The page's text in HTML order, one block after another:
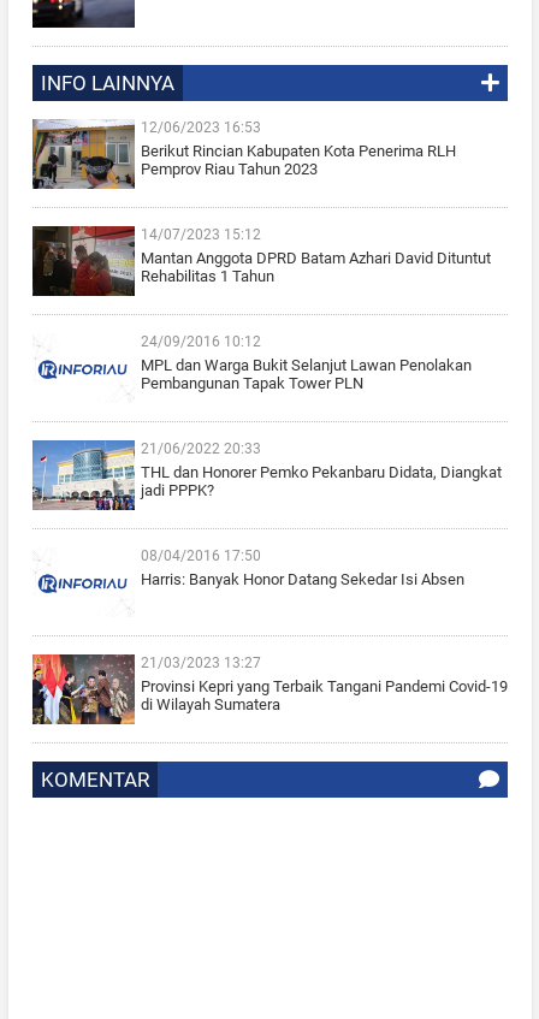
INFO LAINNYA
12/06/2023 16:53
Berikut Rincian Kabupaten Kota Penerima RLH
Pemprov Riau Tahun 2023
14/07/2023 15:12
Mantan Anggota DPRD Batam Azhari David Dituntut
Rehabilitas 1 Tahun
24/09/2016 10:12
MPL dan Warga Bukit Selanjut Lawan Penolakan
Pembangunan Tapak Tower PLN
21/06/2022 20:33
THL dan Honorer Pemko Pekanbaru Didata, Diangkat
jadi PPPK?
08/04/2016 17:50
Harris: Banyak Honor Datang Sekedar Isi Absen
21/03/2023 13:27
Provinsi Kepri yang Terbaik Tangani Pandemi Covid-19
di Wilayah Sumatera
KOMENTAR